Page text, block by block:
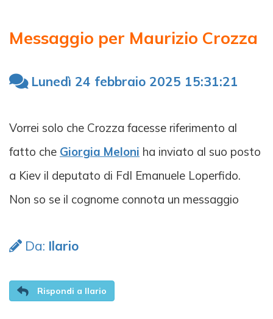
Messaggio per Maurizio Crozza
Lunedì 24 febbraio 2025 15:31:21
Vorrei solo che Crozza facesse riferimento al
fatto che Giorgia Meloni ha inviato al suo posto
a Kiev il deputato di FdI Emanuele Loperfido.
Non so se il cognome connota un messaggio
Da: Ilario
Rispondi a Ilario